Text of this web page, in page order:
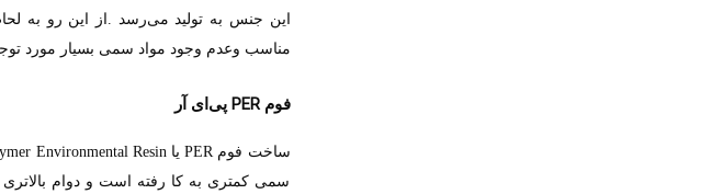
این جنس به تولید می‌رسد .از این رو به
مناسب وعدم وجود مواد سمی بسیار مورد
فوم PERپی‌ای آر
ساخت فوم PER یا Environmental Resin
سمی کمتری به کا رفته است و دوام